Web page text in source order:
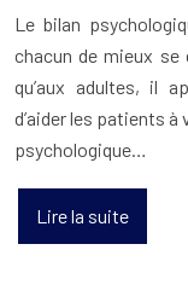
Le bilan
chacun de mieux
qu’aux adultes, il
d’aider les patients à
psychologique…
Lire la suite